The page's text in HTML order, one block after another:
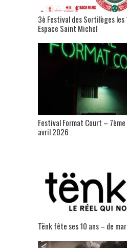
3è Festival des Sortilèges
Espace Saint Michel
Festival Format Court –
avril 2026
Tënk fête ses 10 ans – de